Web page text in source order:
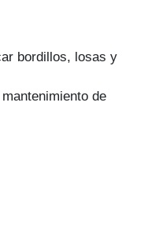
bordillos, losas y
de